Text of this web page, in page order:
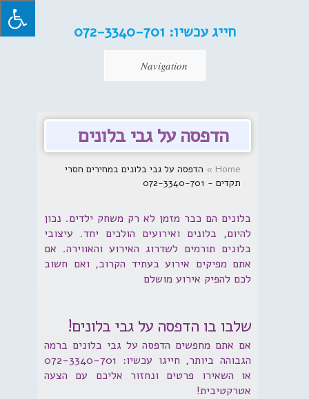
חייג עכשיו:
Navigation
הדפסה על גבי בלונים
Home
» הדפסה על גבי בלונים במחירים חסרי
תקדים - 072-3340-701
בלונים הם כבר מזמן לא רק משחק ילדים. נכון
להיום, בלונים ואירועים הולכים יחד. עיצובי
בלונים תורמים לשדרוג האירוע והאווירה. אם
אתם מפיקים אירוע בעתיד הקרוב, ואם חשוב
לכם להפיק אירוע מושלם
שלבו בו הדפסה על גבי בלונים!
אם אתם מחפשים הדפסה על גבי בלונים ברמה
הגבוהה ביותר, חייגו עכשיו: 072-3340-701
או השאירו פרטים ונחזור אליכם עם הצעה
אטרקטיבית!